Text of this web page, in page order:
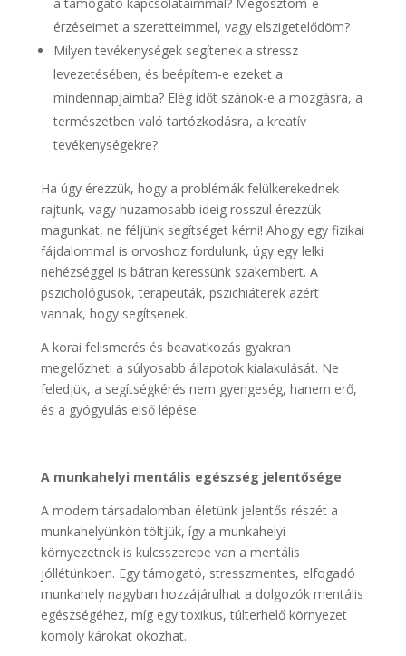
érzéseimet a szeretteimmel, vagy elszigetelődöm?
Milyen tevékenységek segítenek a stressz
levezetésében, és beépítem-e ezeket a
mindennapjaimba? Elég időt szánok-e a mozgásra, a
természetben való tartózkodásra, a kreatív
tevékenységekre?
Ha úgy érezzük, hogy a problémák felülkerekednek
rajtunk, vagy huzamosabb ideig rosszul érezzük
magunkat, ne féljünk segítséget kérni! Ahogy egy fizikai
fájdalommal is orvoshoz fordulunk, úgy egy lelki
nehézséggel is bátran keressünk szakembert. A
pszichológusok, terapeuták, pszichiáterek azért
vannak, hogy segítsenek.
A korai felismerés és beavatkozás gyakran
megelőzheti a súlyosabb állapotok kialakulását. Ne
feledjük, a segítségkérés nem gyengeség, hanem erő,
és a gyógyulás első lépése.
A munkahelyi mentális egészség jelentősége
A modern társadalomban életünk jelentős részét a
munkahelyünkön töltjük, így a munkahelyi
környezetnek is kulcsszerepe van a mentális
jóllétünkben. Egy támogató, stresszmentes, elfogadó
munkahely nagyban hozzájárulhat a dolgozók mentális
egészségéhez, míg egy toxikus, túlterhelő környezet
komoly károkat okozhat.